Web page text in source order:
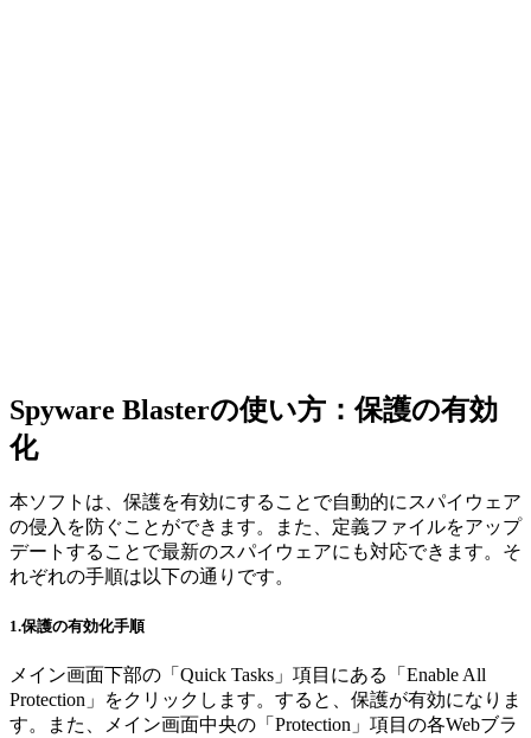
Spyware Blasterの使い方：保護の有効
化
本ソフトは、保護を有効にすることで自動的にスパイウェア
の侵入を防ぐことができます。また、定義ファイルをアップ
デートすることで最新のスパイウェアにも対応できます。そ
れぞれの手順は以下の通りです。
1.保護の有効化手順
メイン画面下部の「Quick Tasks」項目にある「Enable All
Protection」をクリックします。すると、保護が有効になりま
す。また、メイン画面中央の「Protection」項目の各Webブラ